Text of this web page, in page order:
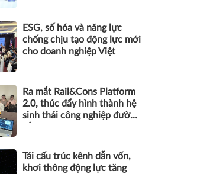
ESG, số hóa và năng lực
chống chịu tạo động lực mới
cho doanh nghiệp Việt
Ra mắt Rail&Cons Platform
2.0, thúc đẩy hình thành hệ
sinh thái công nghiệp đường
Tái cấu trúc kênh dẫn vốn,
khơi thông động lực tăng